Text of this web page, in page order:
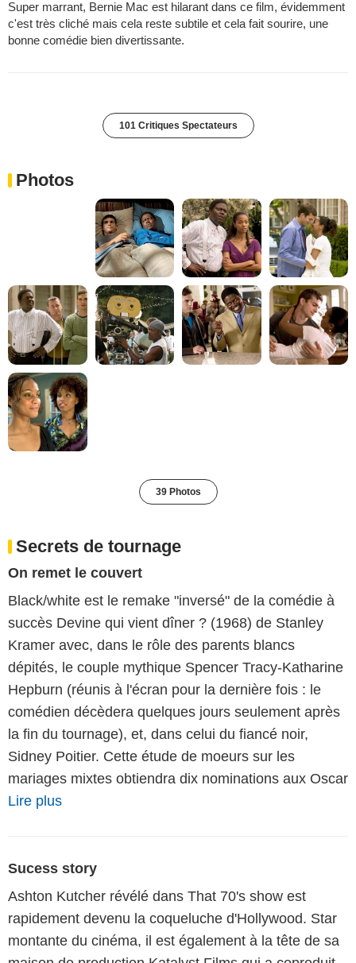
Super marrant, Bernie Mac est hilarant dans ce film, évidemment
c'est très cliché mais cela reste subtile et cela fait sourire, une
bonne comédie bien divertissante.
101 Critiques Spectateurs
Photos
39 Photos
Secrets de tournage
On remet le couvert
Black/white est le remake "inversé" de la comédie à
succès Devine qui vient dîner ? (1968) de Stanley
Kramer avec, dans le rôle des parents blancs
dépités, le couple mythique Spencer Tracy-Katharine
Hepburn (réunis à l'écran pour la dernière fois : le
comédien décèdera quelques jours seulement après
la fin du tournage), et, dans celui du fiancé noir,
Sidney Poitier. Cette étude de moeurs sur les
mariages mixtes obtiendra dix nominations aux Oscar
Lire plus
Sucess story
Ashton Kutcher révélé dans That 70's show est
rapidement devenu la coqueluche d'Hollywood. Star
montante du cinéma, il est également à la tête de sa